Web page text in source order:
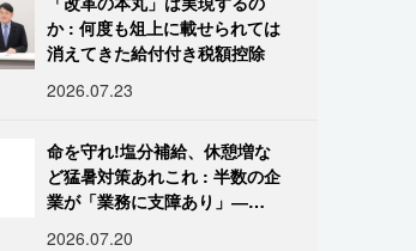
か : 何度も俎上に載せられては
消えてきた給付付き税額控除
2026.07.23
命を守れ!塩分補給、休憩増な
ど猛暑対策あれこれ : 半数の企
業が「業務に支障あり」―帝
2026.07.20